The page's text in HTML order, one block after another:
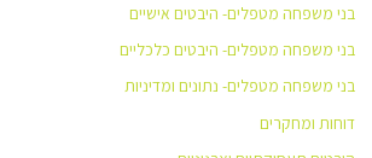
בני משפחה מטפלים- היבטים אישיים
בני משפחה מטפלים- היבטים כלכליים
בני משפחה מטפלים- נתונים ומדיניות
דוחות ומחקרים